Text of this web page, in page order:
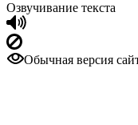
Озвучивание текста
Обычная версия